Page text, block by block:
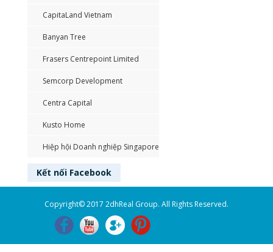
CapitaLand Vietnam
Banyan Tree
Frasers Centrepoint Limited
Semcorp Development
Centra Capital
Kusto Home
Hiệp hội Doanh nghiệp Singapore
Kết nối Facebook
Copyright© 2017 2dhReal Group. All Rights Reserved.